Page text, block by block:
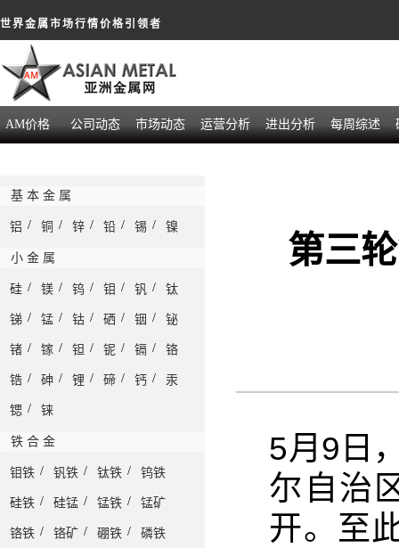
世界金属市场行情价格引领者
AM价格 公司动态 市场动态 运营分析 进出分析 每周综述
基 本 金 属
铝 / 铜 / 锌 / 铅 / 锡 / 镍
小 金 属
硅 / 镁 / 钨 / 钼 / 钒 / 钛
锑 / 锰 / 钴 / 硒 / 铟 / 铋
锗 / 镓 / 钽 / 铌 / 镉 / 铬
锆 / 砷 / 锂 / 碲 / 钙 / 汞
锶 / 铼
铁 合 金
钼铁 / 钒铁 / 钛铁 / 钨铁
硅铁 / 硅锰 / 锰铁 / 锰矿
铬铁 / 铬矿 / 硼铁 / 磷铁
第三
5月9日
尔自治
开。 至